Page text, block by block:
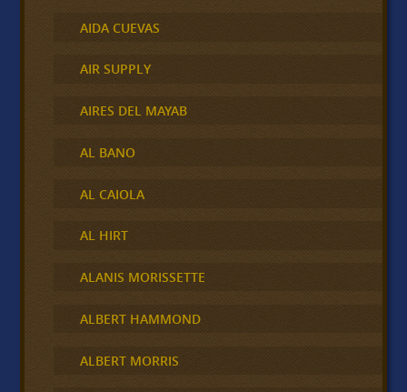
AIDA CUEVAS
AIR SUPPLY
AIRES DEL MAYAB
AL BANO
AL CAIOLA
AL HIRT
ALANIS MORISSETTE
ALBERT HAMMOND
ALBERT MORRIS